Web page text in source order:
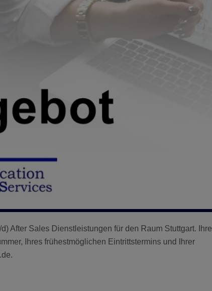
After Sales Dienstleistungen für den Raum Stuttgart. Ihre
Ihres frühestmöglichen Eintrittstermins und Ihrer